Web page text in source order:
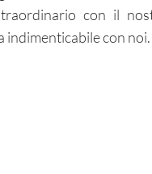
con il
indimenticabile con